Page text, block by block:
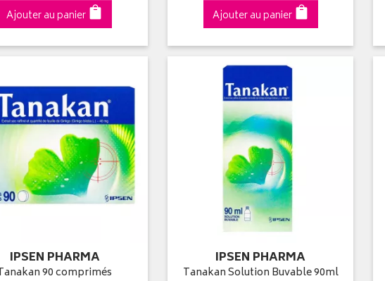
Ajouter au panier Ajouter au panier
IPSEN PHARMA
90 comprimés
IPSEN PHARMA
Tanakan Solution Buvable 90ml